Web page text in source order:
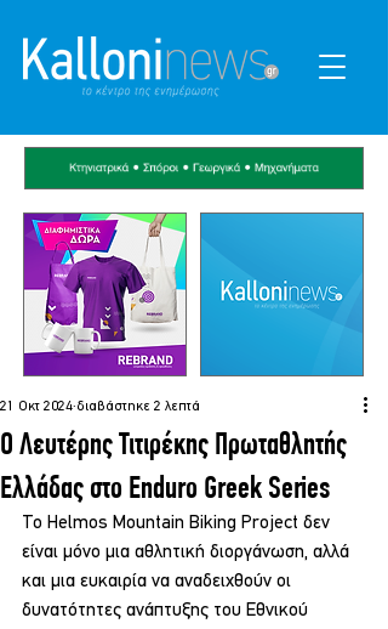
Ο Λευτέρης Τιτιρέκης Πρωταθλητής
Ελλάδας στο Enduro Greek Series
21 Οκτ 2024 διαβάστηκε 2 λεπτά
Το Helmos Mountain Biking Project δεν
είναι μόνο μια αθλητική διοργάνωση, αλλά
και μια ευκαιρία να αναδειχθούν οι
δυνατότητες ανάπτυξης του Εθνικού